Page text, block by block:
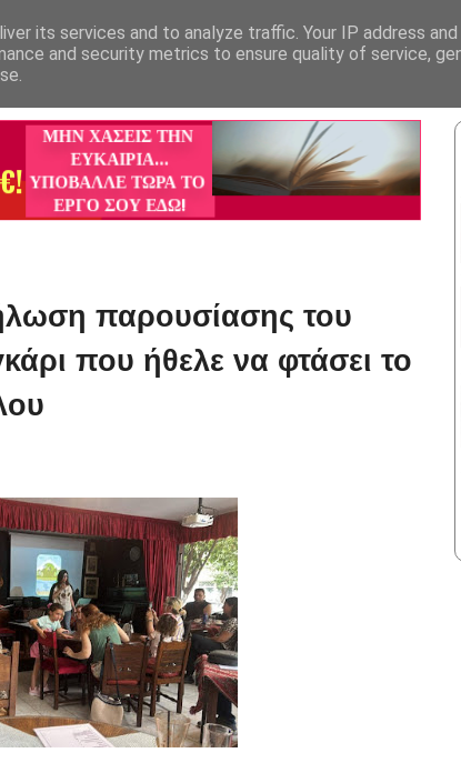
ΒΙΒΛΙΟΠΩΛΕΙΟ ΚΕΦΑΛΟΣ ΥΠΟΒΟΛΗ ΕΡΓΟΥ ΚΑΤΑΛΟΓΟΣ
παρουσίασης του
που ήθελε να φτάσει το
its services and to analyze traffic. Your IP address
and security metrics to ensure quality of service,